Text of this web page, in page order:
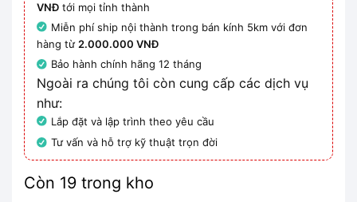
VNĐ tới mọi tỉnh thành
Miễn phí ship nội thành trong bán kính 5km với đơn
hàng từ2.000.000 VNĐ
Bảo hành chính hãng 12 tháng
Ngoài ra chúng tôi còn cung cấp các dịch vụ
như:
Lắp đặt và lập trình theo yêu cầu
Tư vấn và hỗ trợ kỹ thuật trọn đời
Còn 19 trong kho